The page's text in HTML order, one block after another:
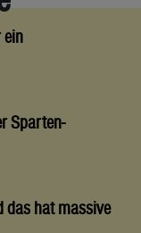
ein
Sparten-
das hat massive